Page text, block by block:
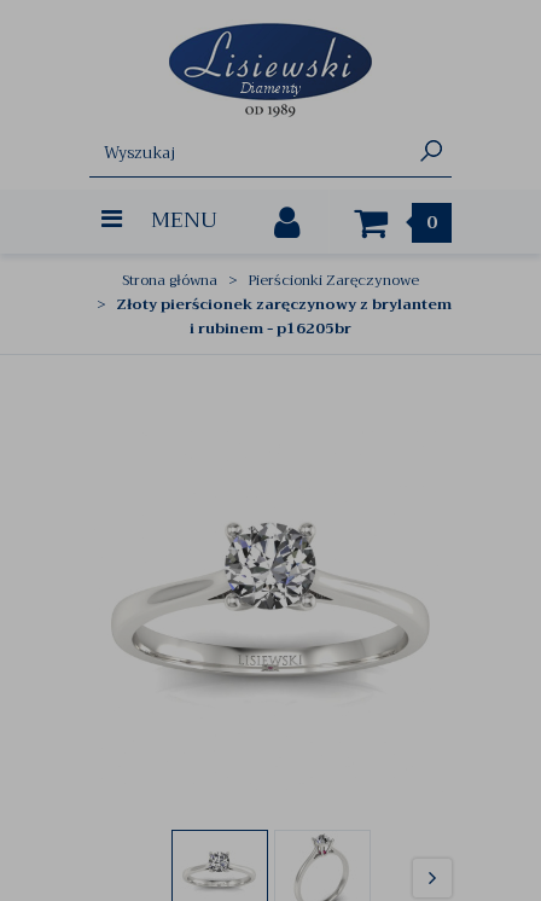
MENU 0
Strona główna
Pierścionki Zaręczynowe
Złoty pierścionek zaręczynowy z brylantem
i rubinem - p16205br